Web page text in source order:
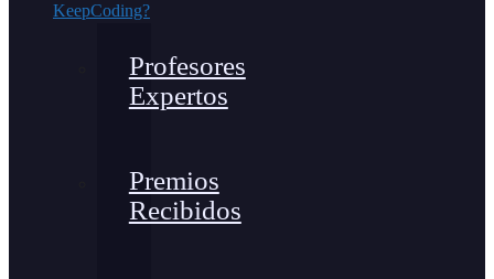
KeepCoding?
Profesores
Expertos
Premios
Recibidos